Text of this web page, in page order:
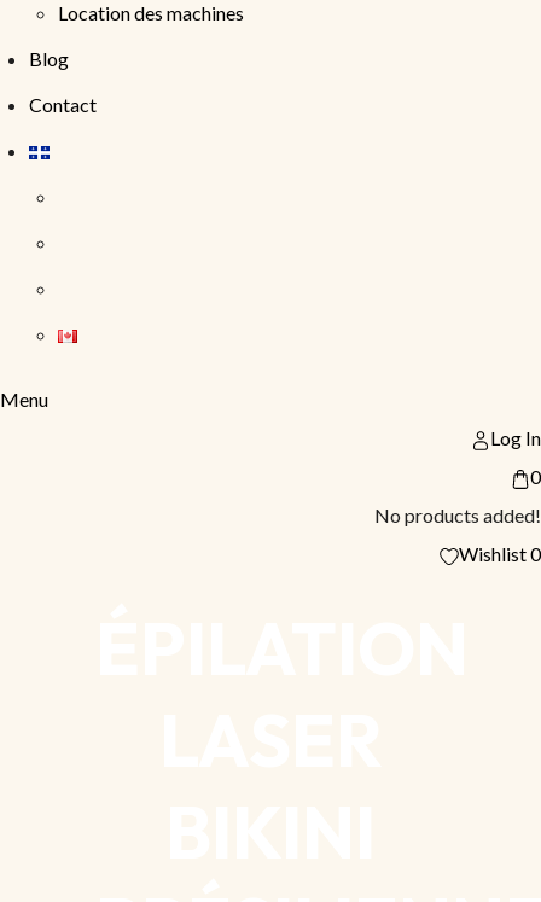
Location des machines
Blog
Contact
Menu
Log In
0
No products added!
Wishlist0